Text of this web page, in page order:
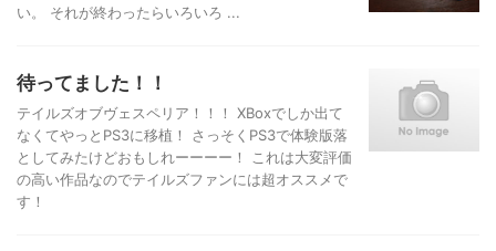
い。 それが終わったらいろいろ ...
待ってました！！
テイルズオブヴェスペリア！！！ XBoxでしか出て
なくてやっとPS3に移植！ さっそくPS3で体験版落
としてみたけどおもしれーーーー！ これは大変評価
の高い作品なのでテイルズファンには超オススメで
す！